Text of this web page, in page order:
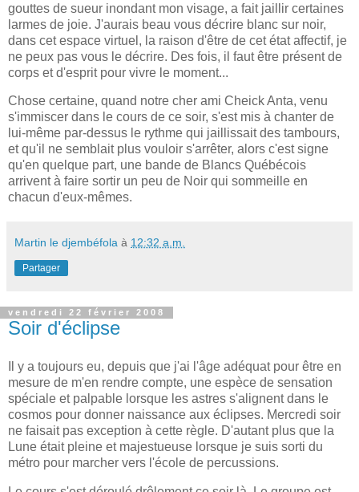
gouttes de sueur inondant mon visage, a fait jaillir certaines
larmes de joie. J'aurais beau vous décrire blanc sur noir,
dans cet espace virtuel, la raison d'être de cet état affectif, je
ne peux pas vous le décrire. Des fois, il faut être présent de
corps et d'esprit pour vivre le moment...
Chose certaine, quand notre cher ami Cheick Anta, venu
s'immiscer dans le cours de ce soir, s'est mis à chanter de
lui-même par-dessus le rythme qui jaillissait des tambours,
et qu'il ne semblait plus vouloir s'arrêter, alors c'est signe
qu'en quelque part, une bande de Blancs Québécois
arrivent à faire sortir un peu de Noir qui sommeille en
chacun d'eux-mêmes.
Martin le djembéfola à 12:32 a.m.
Partager
vendredi 22 février 2008
Soir d'éclipse
Il y a toujours eu, depuis que j'ai l'âge adéquat pour être en
mesure de m'en rendre compte, une espèce de sensation
spéciale et palpable lorsque les astres s'alignent dans le
cosmos pour donner naissance aux éclipses. Mercredi soir
ne faisait pas exception à cette règle. D'autant plus que la
Lune était pleine et majestueuse lorsque je suis sorti du
métro pour marcher vers l'école de percussions.